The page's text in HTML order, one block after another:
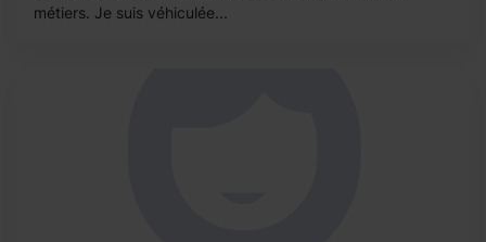
métiers. Je suis véhiculée...